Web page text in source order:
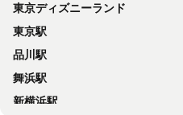
ホテルウィングインターナショナル鹿嶋
ビジネスホテル鈴章
鹿島アイビーホテル
No-12 Kasima Fan Zone
アトンパレスホテル
東京ディズニーランド
東京駅
品川駅
舞浜駅
新横浜駅